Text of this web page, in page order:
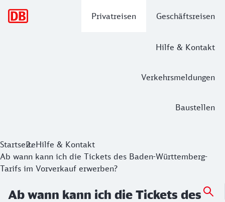
Privatreisen Geschäftsreisen
Hilfe & Kontakt
Verkehrsmeldungen
Baustellen
StartseiteHilfe & Kontakt
Ab wann kann ich die Tickets des Baden-Württemberg-
Tarifs im Vorverkauf erwerben?
Ab wann kann ich die Tickets des